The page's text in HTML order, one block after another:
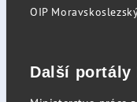
OIP
Další portály